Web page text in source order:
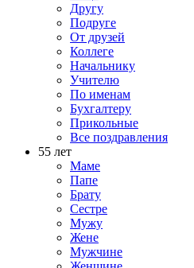
Другу
Подруге
От друзей
Коллеге
Начальнику
Учителю
По именам
Бухгалтеру
Прикольные
Все поздравления
55 лет
Маме
Папе
Брату
Сестре
Мужу
Жене
Мужчине